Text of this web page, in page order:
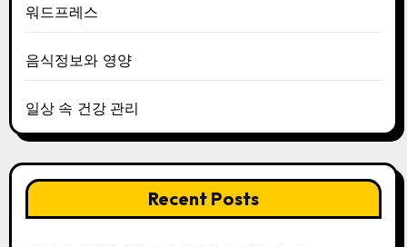
워드프레스
음식정보와 영양
일상 속 건강 관리
Recent Posts